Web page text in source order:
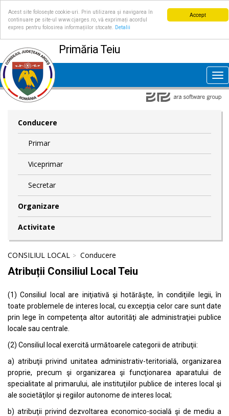
Accept
Acest site folosește cookie-uri. Prin utilizarea și navigarea în
continuare pe site-ul www.cjarges.ro, vă exprimați acordul
expres pentru folosirea informațiilor stocate.
Detalii
Primăria Teiu
Conducere
Primar
Viceprimar
Secretar
Organizare
Activitate
CONSILIUL LOCAL Conducere
Atribuții Consiliul Local Teiu
(1) Consiliul local are iniţiativă şi hotărăşte, în condiţiile legii, în
toate problemele de interes local, cu excepţia celor care sunt date
prin lege în competenţa altor autorităţi ale administraţiei publice
locale sau centrale.
(2) Consiliul local exercită următoarele categorii de atribuţii:
a) atribuţii privind unitatea administrativ-teritorială, organizarea
proprie, precum şi organizarea şi funcţionarea aparatului de
specialitate al primarului, ale instituţiilor publice de interes local şi
ale societăţilor şi regiilor autonome de interes local;
b) atribuţii privind dezvoltarea economico-socială şi de mediu a